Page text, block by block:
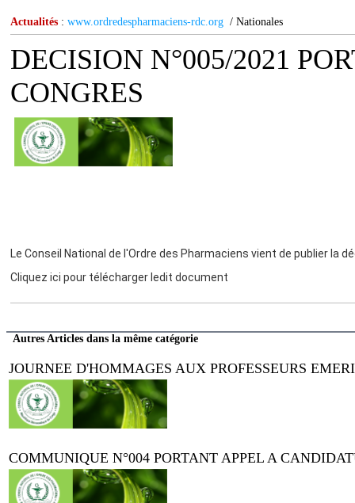
Actualités : www.ordredespharmaciens-rdc.org / Nationales
DECISION N°005/2021
CONGRES
Le Conseil National de l'Ordre des Pharmaciens vient de publier la
Cliquez ici pour télécharger ledit document
Autres Articles dans la même catégorie
JOURNEE D'HOMMAGES AUX PROFESSEURS
COMMUNIQUE N°004 PORTANT APPEL A